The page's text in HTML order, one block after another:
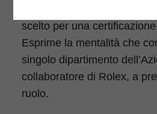
scelto per una
Esprime la mentalità che
singolo dipartimento
collaboratore di Rolex, a
ruolo.